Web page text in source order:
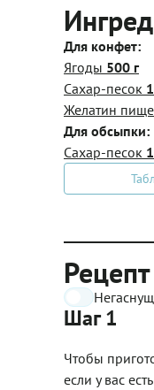
Для конфет:
Ягоды 500 г
Сахар-песок
Желатин
Для обсыпки:
Сахар-песок
Шаг 1
Чтобы
если у вас